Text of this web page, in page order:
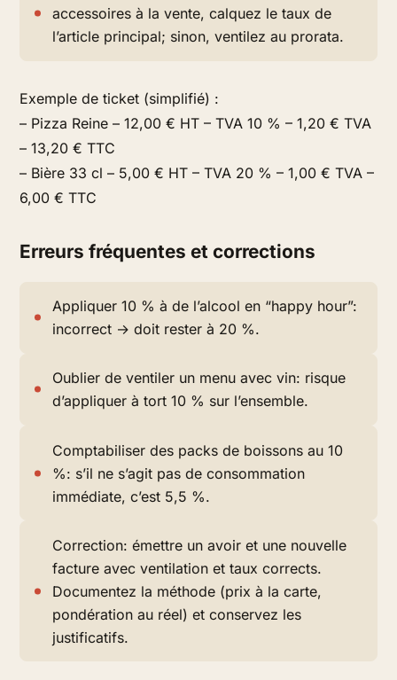
accessoires à la vente, calquez le taux de
l’article principal; sinon, ventilez au prorata.
Exemple de ticket (simplifié) :
– Pizza Reine – 12,00 € HT – TVA 10 % – 1,20 € TVA
– 13,20 € TTC
– Bière 33 cl – 5,00 € HT – TVA 20 % – 1,00 € TVA –
6,00 € TTC
Erreurs fréquentes et corrections
Appliquer 10 % à de l’alcool en “happy hour”:
incorrect → doit rester à 20 %.
Oublier de ventiler un menu avec vin: risque
d’appliquer à tort 10 % sur l’ensemble.
Comptabiliser des packs de boissons au 10
%: s’il ne s’agit pas de consommation
immédiate, c’est 5,5 %.
Correction: émettre un avoir et une nouvelle
facture avec ventilation et taux corrects.
Documentez la méthode (prix à la carte,
pondération au réel) et conservez les
justificatifs.